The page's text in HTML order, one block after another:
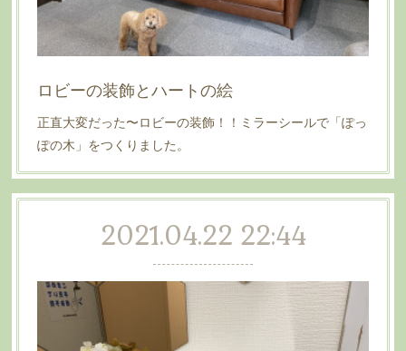
ロビーの装飾とハートの絵
正直大変だった〜ロビーの装飾！！ミラーシールで「ぽっ
ぽの木」をつくりました。
2021.04.22 22:44